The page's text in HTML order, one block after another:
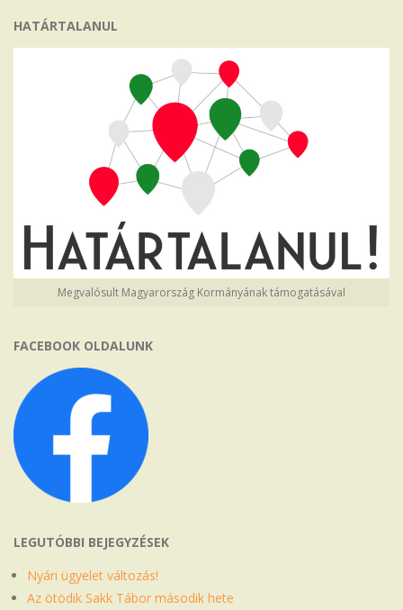
HATÁRTALANUL
Megvalósult Magyarország Kormányának támogatásával
FACEBOOK OLDALUNK
LEGUTÓBBI BEJEGYZÉSEK
Nyári ügyelet változás!
Az ötödik Sakk Tábor második hete